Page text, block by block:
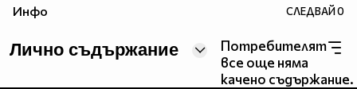
Инфо СЛЕДВАЙ0
Лично съдържание
Потребителят
все още няма
качено съдържание.